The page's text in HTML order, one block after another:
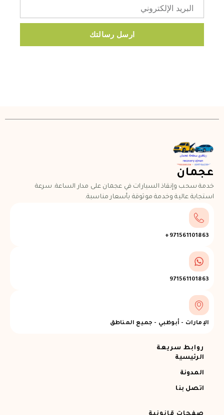
ارسل رسالتك
عجمان
خدمة سحب وإنقاذ السيارات في عجمان على مدار الساعة. سرعة
استجابة عالية وخدمة موثوقة بأسعار مناسبة.
971561101863+
971561101863
الإمارات - أبوظبي - جميع المناطق
روابط سريعة
الرئيسية
المدونة
اتصل بنا